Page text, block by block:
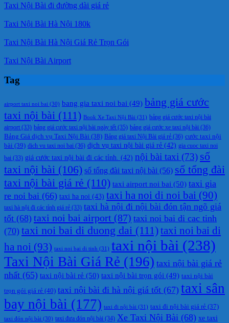
Taxi Nội Bài đi đường dài giá rẻ
Taxi Nội Bài Hà Nội 180k
Taxi Nội Bài Hà Nội Giá Rẻ Trọn Gói
Taxi Nội Bài Airport
Tag
airport taxi noi bai (30) bang gia taxi noi bai (49) bảng giá cước
taxi nội bài (111) Book Xe Taxi Nội Bài (31) bảng giá cước taxi nội bài
airport (33) bảng giá cước taxi nội bài ngày tết (35) bảng giá cước xe taxi nội bài (36)
Bảng Giá dịch vụ Taxi Nội Bài (38) Bảng giá taxi Nội Bài giá rẻ (36) cước taxi nội
bài (39) dich vu taxi noi bai (36) dịch vụ taxi nội bài giá rẻ (42) gia cuoc taxi noi
bai (33) giá cước taxi nội bài đi các tỉnh. (42) nội bài taxi (73) số
taxi nội bài (106) số tổng đài taxi nội bài (56) số tổng đài
taxi nội bài giá rẻ (110) taxi airport noi bai (50) taxi gia
re noi bai (66) taxi ha noi (43) taxi ha noi di noi bai (90)
taxi hà nội đi các tỉnh giá rẻ (33) taxi hà nội đi nội bài đón tận ngõ giá
tốt (68) taxi noi bai airport (87) taxi noi bai di cac tinh
(70) taxi noi bai di duong dai (111)taxi noi bai di
ha noi (93) taxi noi bai di tinh (31) taxi nội bài (238)
Taxi Nội Bài Giá Rẻ (196) taxi nội bài giá rẻ
nhất (65) taxi nội bài rẻ (50) taxi nội bài trọn gói (49) taxi nội bài
trọn gói giá rẻ (40) taxi nội bài đi hà nội giá tốt (67) taxi sân
bay nội bài (177) taxi đi nội bài (31) taxi đi nội bài giá rẻ (37)
taxi đón nội bài (30) taxi đưa đón nội bài (34) Xe Taxi Nội Bài (68) xe taxi